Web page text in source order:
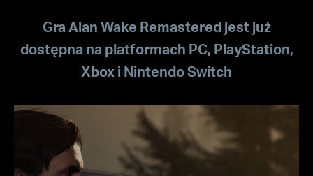
Gra Alan Wake Remastered jest już
dostępna na platformach PC, PlayStation,
Xbox i Nintendo Switch